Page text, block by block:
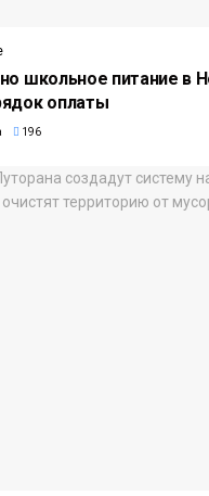
школьное питание в
оплаты
196